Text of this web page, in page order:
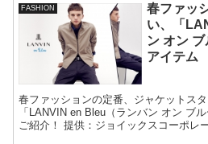
FASHION
春ファッ
い、「
ン オン
アイテム
春ファッションの定番、ジャケットス
「LANVIN en Bleu（ランバン オン ブ
ご紹介！ 提供：ジョイックスコーポレ